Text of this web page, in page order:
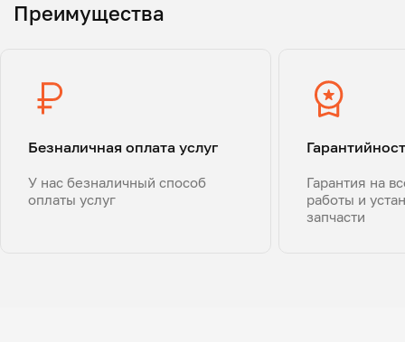
Преимущества
Безналичная оплата услуг
У нас безналичный способ
оплаты услуг
Гарантия на
работы и
запчасти